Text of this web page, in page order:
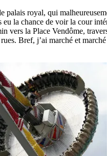
palais royal, qui
eu la chance de voir la cour
vers la Place Vendôme,
Bref, j’ai marché et